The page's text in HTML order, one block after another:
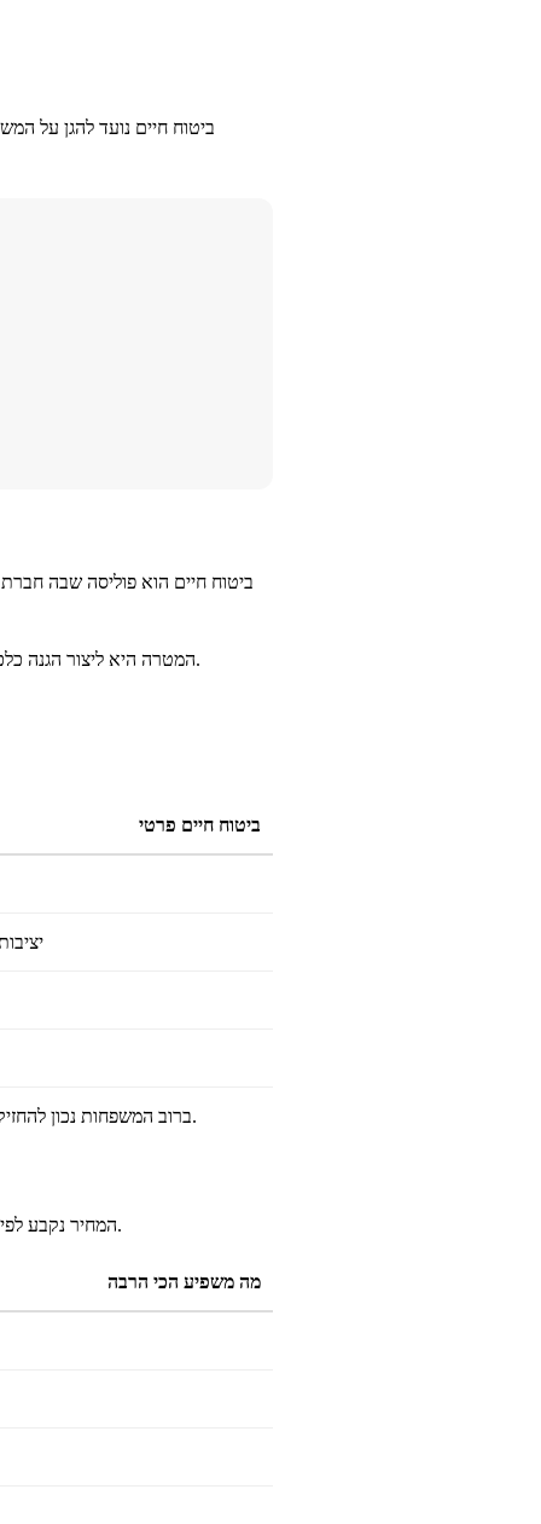
ביטוח חיים נועד להגן על
ביטוח חיים הוא פוליסה שבה
המטרה היא ליצור הגנה כלכלית למשפחה: כיסוי משכנתא, שמירה על רמת חיים, הוצאות שוטפות, הוצאות חינוך, והמשך יציבות בתקופה קשה.
ביטוח חיים פרטי
ברוב המשפחות נכון להחזיק את הביטוח למשכנתא כחובה, ולבדוק האם צריך גם ביטוח חיים פרטי נוסף בהתאם להכנסות, ילדים, והתחייבויות.
המחיר נקבע לפי גיל, מצב בריאות, עישון, סכום הביטוח ותקופת הכיסוי. ככל שמצטרפים מוקדם יותר, בדרך כלל העלות נמוכה יותר.
מה משפיע הכי הרבה